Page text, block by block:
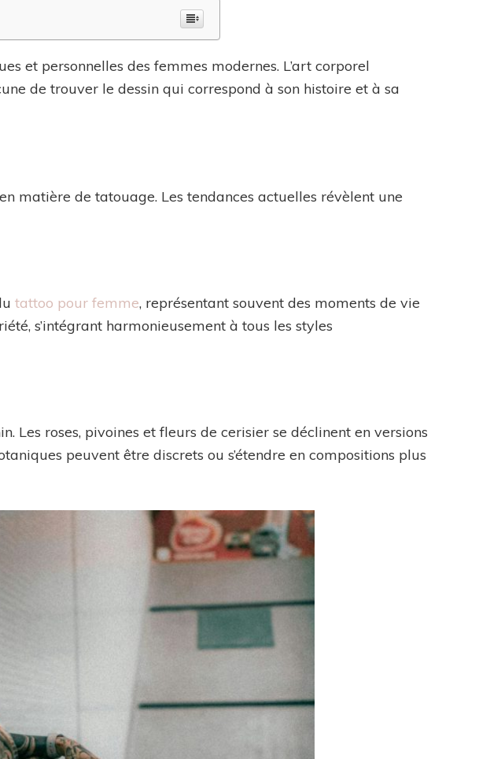
et personnelles des femmes modernes. L’art corporel
de trouver le dessin qui correspond à son histoire et à sa
matière de tatouage. Les tendances actuelles révèlent une
tattoo pour femme, représentant souvent des moments de vie
s’intégrant harmonieusement à tous les styles
Les roses, pivoines et fleurs de cerisier se déclinent en versions
peuvent être discrets ou s’étendre en compositions plus